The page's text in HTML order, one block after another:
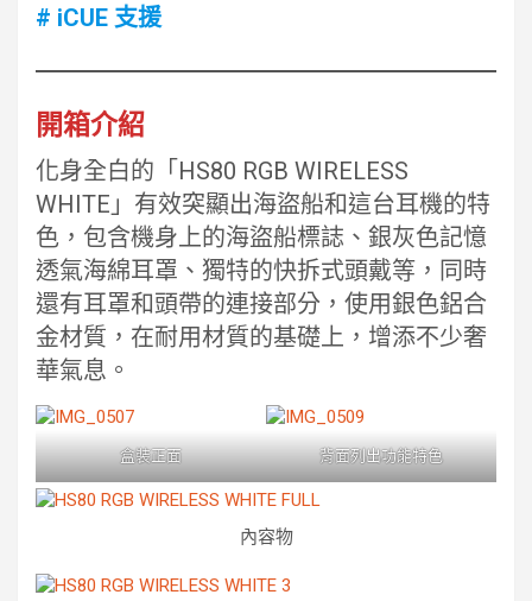
# iCUE 支援
開箱介紹
化身全白的「HS80 RGB WIRELESS
WHITE」有效突顯出海盜船和這台耳機的特
色，包含機身上的海盜船標誌、銀灰色記憶
透氣海綿耳罩、獨特的快拆式頭戴等，同時
還有耳罩和頭帶的連接部分，使用銀色鋁合
金材質，在耐用材質的基礎上，增添不少奢
華氣息。
盒裝正面 背面列出功能特色
內容物